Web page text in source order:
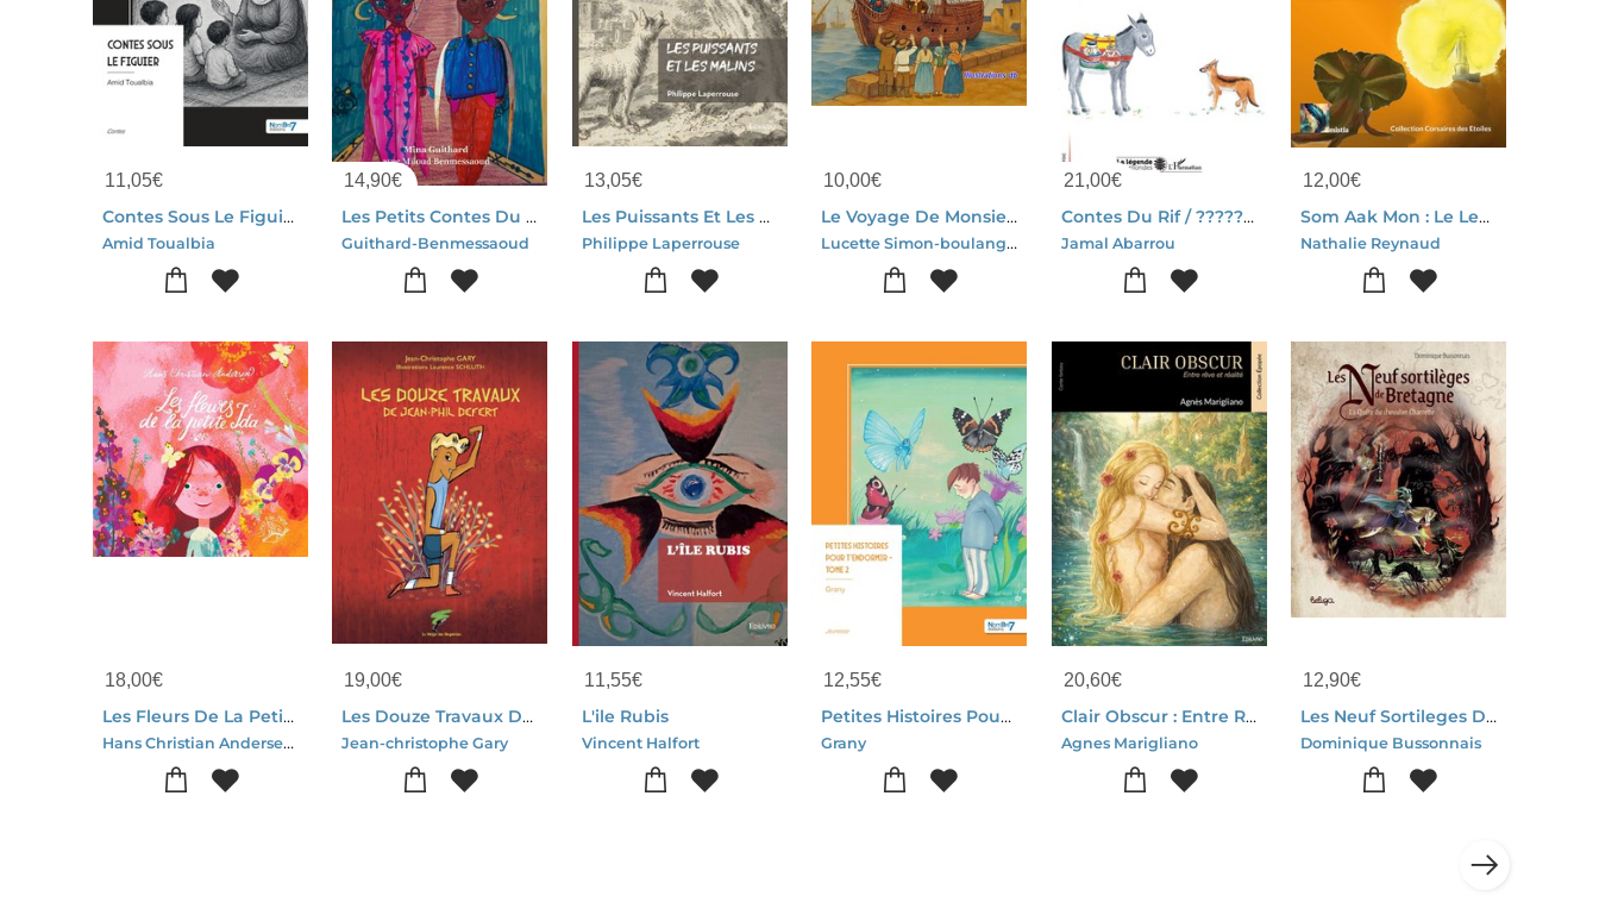
11,05€
Contes Sous Le Figuier
Amid Toualbia
14,90€
Les Petits Contes Du Sable Chaud - Illustrations, Couleur
Guithard-Benmessaoud
13,05€
Les Puissants Et Les Malins
Philippe Laperrouse
10,00€
Le Voyage De Monsieur Dumollet
Lucette Simon-boulanger
21,00€
Contes Du Rif / ?????? ? ????
Jamal Abarrou
12,00€
Som Aak Mon : Le Lezard Qui Cherchait La Lumiere
Nathalie Reynaud
18,00€
Les Fleurs De La Petite Ida
Hans Christian Andersen-Sasha Savoyar
19,00€
Les Douze Travaux De Jean Phil Defert
Jean-christophe Gary
11,55€
L'ile Rubis
Vincent Halfort
12,55€
Petites Histoires Pour T'endormir - Tome 2
Grany
20,60€
Clair Obscur : Entre Reve Et Realite
Agnes Marigliano
12,90€
Les Neuf Sortileges De Bretagne : La Quete Du Chevalier Charrette
Dominique Bussonnais